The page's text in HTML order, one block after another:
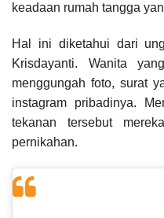
keadaan rumah tangga
Hal ini diketahui dari
Krisdayanti. Wanita
menggungah foto, surat
instagram pribadinya.
tekanan tersebut
pernikahan.